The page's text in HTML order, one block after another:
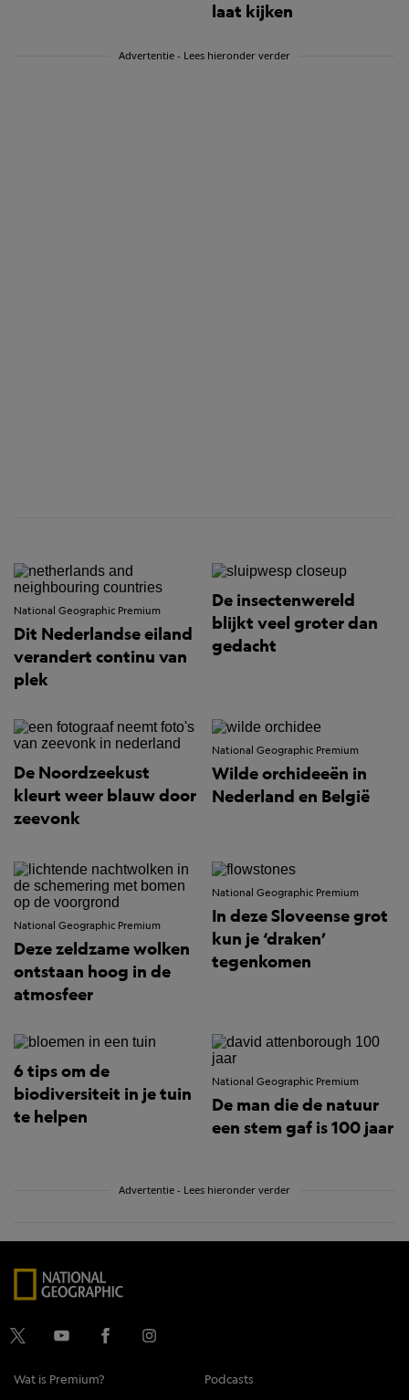
laat kijken
Advertentie - Lees hieronder verder
National Geographic Premium
Dit Nederlandse eiland
verandert continu van
plek
De insectenwereld
blijkt veel groter dan
gedacht
De Noordzeekust
kleurt weer blauw door
zeevonk
National Geographic Premium
Wilde orchideeën in
Nederland en België
National Geographic Premium
Deze zeldzame wolken
ontstaan hoog in de
atmosfeer
National Geographic Premium
In deze Sloveense grot
kun je ‘draken’
tegenkomen
6 tips om de
biodiversiteit in je tuin
te helpen
National Geographic Premium
De man die de natuur
een stem gaf is 100 jaar
Advertentie - Lees hieronder verder
Wat is Premium?
Podcasts